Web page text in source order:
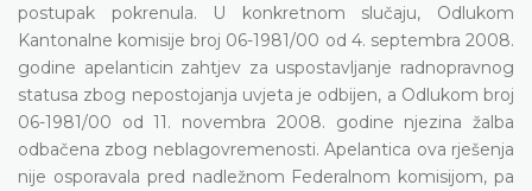
postupak pokrenula. U konkretnom slučaju, Odlukom
Kantonalne komisije broj 06-1981/00 od 4. septembra 2008.
godine apelanticin zahtjev za uspostavljanje radnopravnog
statusa zbog nepostojanja uvjeta je odbijen, a Odlukom broj
06-1981/00 od 11. novembra 2008. godine njezina žalba
odbačena zbog neblagovremenosti. Apelantica ova rješenja
nije osporavala pred nadležnom Federalnom komisijom, pa